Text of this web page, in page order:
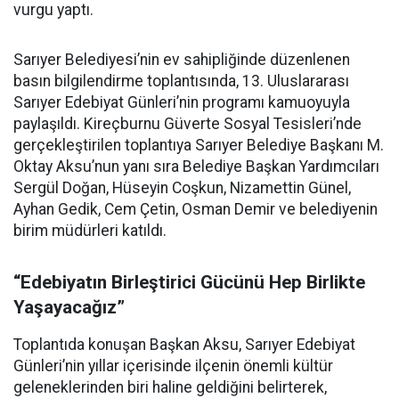
vurgu yaptı.
Sarıyer Belediyesi’nin ev sahipliğinde düzenlenen
basın bilgilendirme toplantısında, 13. Uluslararası
Sarıyer Edebiyat Günleri’nin programı kamuoyuyla
paylaşıldı. Kireçburnu Güverte Sosyal Tesisleri’nde
gerçekleştirilen toplantıya Sarıyer Belediye Başkanı M.
Oktay Aksu’nun yanı sıra Belediye Başkan Yardımcıları
Sergül Doğan, Hüseyin Coşkun, Nizamettin Günel,
Ayhan Gedik, Cem Çetin, Osman Demir ve belediyenin
birim müdürleri katıldı.
“Edebiyatın Birleştirici Gücünü Hep Birlikte
Yaşayacağız”
Toplantıda konuşan Başkan Aksu, Sarıyer Edebiyat
Günleri’nin yıllar içerisinde ilçenin önemli kültür
geleneklerinden biri haline geldiğini belirterek,